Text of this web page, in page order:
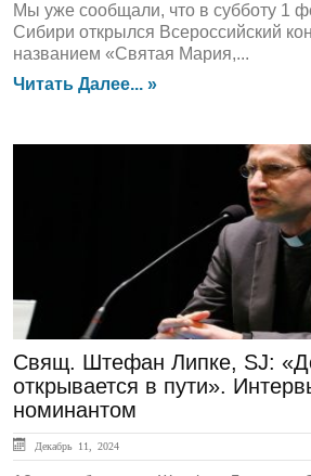
Мы уже сообщали, что в субботу 1
Сибири открылся Всероссийский
названием «Святая Мария,...
Читать Далее... »
Свящ. Штефан Липке, SJ:
открывается в пути».
номинантом
Декабрь 11, 2024